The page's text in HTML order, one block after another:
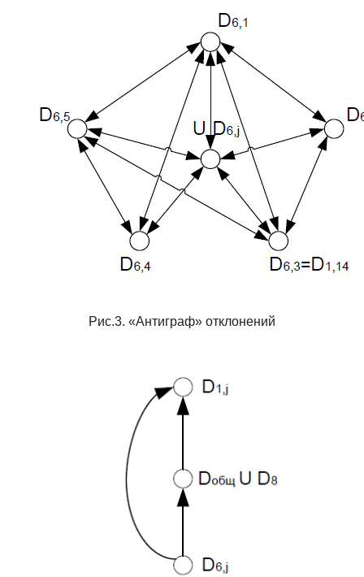
Рис.3. «Антиграф» отклонений